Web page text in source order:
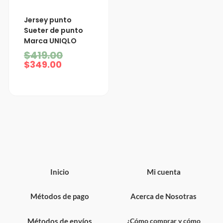
Jersey punto
Sueter de punto
Marca UNIQLO
$419.00
El
precio
original
era:
$349.00
El
precio
actual
es:
$349.00.
Inicio
Métodos de pago
Métodos de envíos
Mi cuenta
Acerca de Nosotras
¿Cómo comprar y cómo